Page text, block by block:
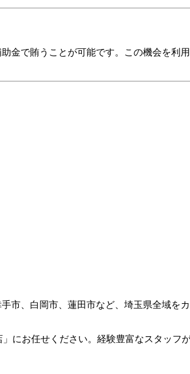
金で賄うことが可能です。この機会を
市、白岡市、蓮田市など、埼玉県全域を
にお任せください。経験豊富なスタッフ